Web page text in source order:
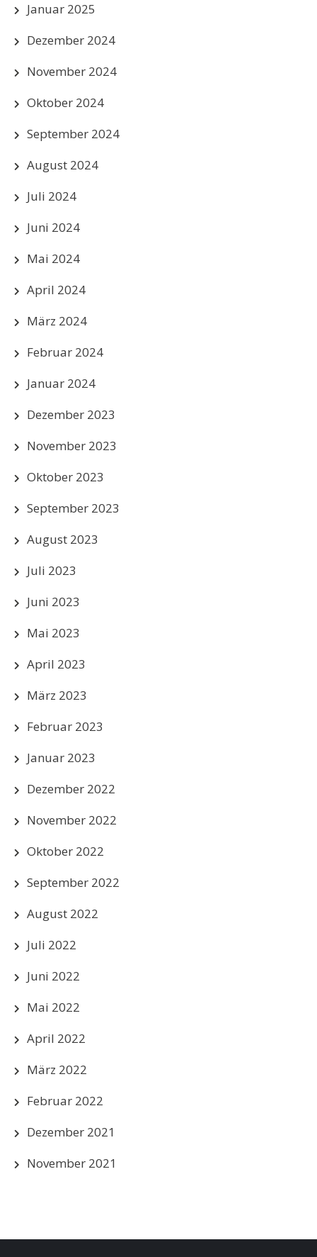
Januar 2025
Dezember 2024
November 2024
Oktober 2024
September 2024
August 2024
Juli 2024
Juni 2024
Mai 2024
April 2024
März 2024
Februar 2024
Januar 2024
Dezember 2023
November 2023
Oktober 2023
September 2023
August 2023
Juli 2023
Juni 2023
Mai 2023
April 2023
März 2023
Februar 2023
Januar 2023
Dezember 2022
November 2022
Oktober 2022
September 2022
August 2022
Juli 2022
Juni 2022
Mai 2022
April 2022
März 2022
Februar 2022
Dezember 2021
November 2021